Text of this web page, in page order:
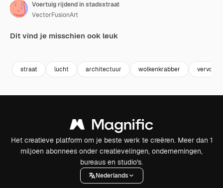
Voertuig rijdend in stadsstraat
VectorFusionArt
Dit vind je misschien ook leuk
straat lucht architectuur wolkenkrabber vervoer
Het creatieve platform om je beste werk te creëren. Meer dan 1
miljoen abonnees onder creatievelingen, ondernemingen,
bureaus en studio's.
Nederlands